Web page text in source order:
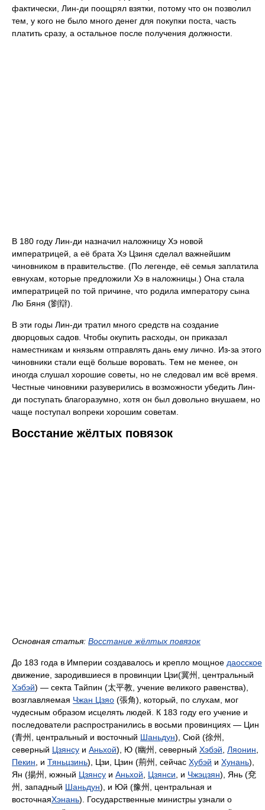
фактически, Лин-ди поощрял взятки, потому что он позволил
тем, у кого не было много денег для покупки поста, часть
платить сразу, а остальное после получения должности.
В 180 году Лин-ди назначил наложницу Хэ новой
императрицей, а её брата Хэ Цзиня сделал важнейшим
чиновником в правительстве. (По легенде, её семья заплатила
евнухам, которые предложили Хэ в наложницы.) Она стала
императрицей по той причине, что родила императору сына
Лю Бяня (劉辯).
В эти годы Лин-ди тратил много средств на создание
дворцовых садов. Чтобы окупить расходы, он приказал
наместникам и князьям отправлять дань ему лично. Из-за этого
чиновники стали ещё больше воровать. Тем не менее, он
иногда слушал хорошие советы, но не следовал им всё время.
Честные чиновники разуверились в возможности убедить Лин-
ди поступать благоразумно, хотя он был довольно внушаем, но
чаще поступал вопреки хорошим советам.
Восстание жёлтых повязок
Основная статья: Восстание жёлтых повязок
До 183 года в Империи создавалось и крепло мощное даосское
движение, зародившиеся в провинции Цзи(冀州, центральный
Хэбэй) — секта Тайпин (太平教, учение великого равенства),
возглавляемая Чжан Цзяо (張角), который, по слухам, мог
чудесным образом исцелять людей. К 183 году его учение и
последователи распространились в восьми провинциях — Цин
(青州, центральный и восточный Шаньдун), Сюй (徐州,
северный Цзянсу и Аньхой), Ю (幽州, северный Хэбэй Ляонин
Пекин , и Тяньцзинь), Цзи, Цзин (荊州, сейчас Хубэй и Хунань),
Ян (揚州, южный Цзянсу и Аньхой Цзянси , и Чжэцзян), Янь (兗
州, западный Шаньдун), и Юй (豫州, центральная и
восточнаяХэнань). Государственные министры узнали о